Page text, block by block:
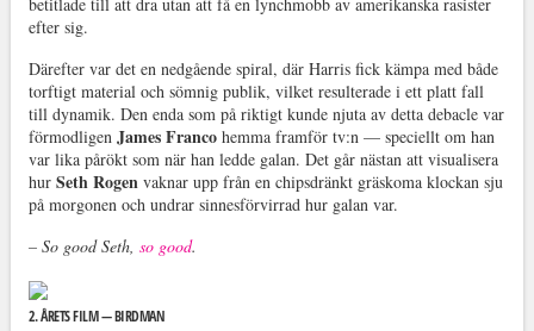
betitlade till att dra utan att få en lynchmobb av amerikanska rasister
efter sig.
Därefter var det en nedgående spiral, där Harris fick kämpa med både
torftigt material och sömnig publik, vilket resulterade i ett platt fall
till dynamik. Den enda som på riktigt kunde njuta av detta debacle var
förmodligen James Francohemma framför tv:n — speciellt om han
var lika pårökt som när han ledde galan. Det går nästan att visualisera
hur Seth Rogenvaknar upp från en chipsdränkt gräskoma klockan sju
på morgonen och undrar sinnesförvirrad hur galan var.
– So good Seth, so good.
2. ÅRETS FILM — BIRDMAN